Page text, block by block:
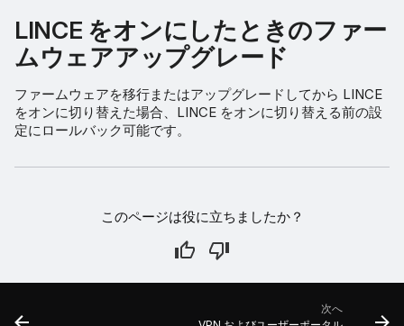
LINCE をオンにしたときのファー
ムウェアアップグレード
ファームウェアを移行またはアップグレードしてから LINCE
をオンに切り替えた場合、LINCE をオンに切り替える前の設
定にロールバック可能です。
このページは役に立ちましたか？
次へ